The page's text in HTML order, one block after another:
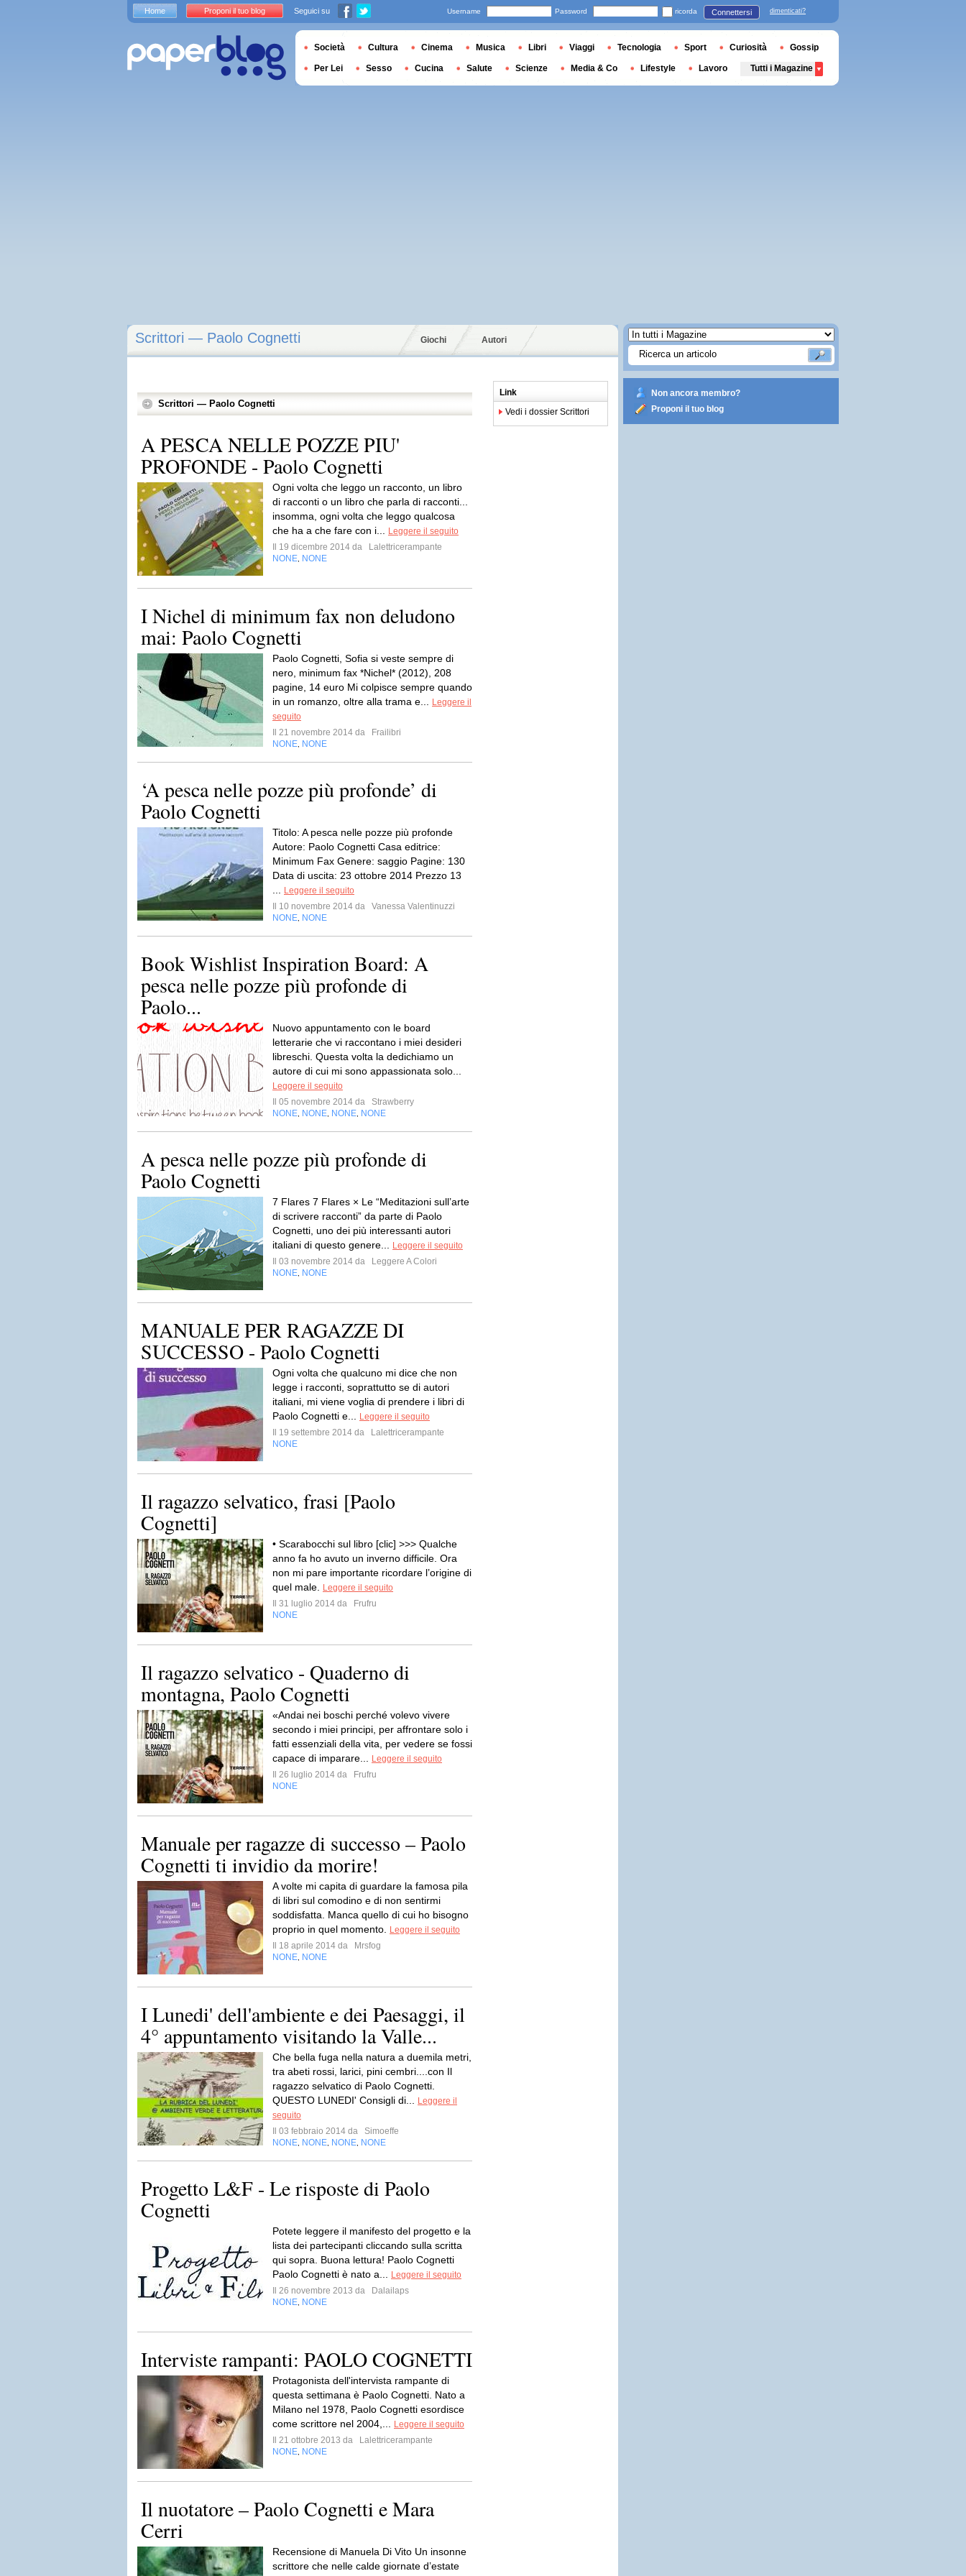
Scrittori — Paolo Cognetti Giochi Autori
Scrittori — Paolo Cognetti
A PESCA NELLE POZZE PIU'
PROFONDE - Paolo Cognetti
Ogni volta che leggo un racconto, un libro
di racconti o un libro che parla di racconti...
insomma, ogni volta che leggo qualcosa
che ha a che fare con i...
Leggere il seguito
Il 19 dicembre 2014 da
Lalettricerampante
NONE NONE
I Nichel di minimum fax non deludono
mai: Paolo Cognetti
Paolo Cognetti, Sofia si veste sempre di
nero, minimum fax *Nichel* (2012), 208
pagine, 14 euro Mi colpisce sempre quando
in un romanzo, oltre alla trama e...
Leggere il
seguito
Il 21 novembre 2014 da
Frailibri
NONE NONE
‘A pesca nelle pozze più profonde’ di
Paolo Cognetti
Titolo: A pesca nelle pozze più profonde
Autore: Paolo Cognetti Casa editrice:
Minimum Fax Genere: saggio Pagine: 130
Data di uscita: 23 ottobre 2014 Prezzo 13
Leggere il seguito
Il 10 novembre 2014 da
Vanessa Valentinuzzi
NONE NONE
Book Wishlist Inspiration Board: A
pesca nelle pozze più profonde di
Paolo...
Nuovo appuntamento con le board
letterarie che vi raccontano i miei desideri
libreschi. Questa volta la dedichiamo un
autore di cui mi sono appassionata solo...
Leggere il seguito
Il 05 novembre 2014 da
Strawberry
NONE NONE NONE NONE
A pesca nelle pozze più profonde di
Paolo Cognetti
7 Flares 7 Flares × Le “Meditazioni sull’arte
di scrivere racconti” da parte di Paolo
Cognetti, uno dei più interessanti autori
italiani di questo genere...
Leggere il seguito
Il 03 novembre 2014 da
Leggere A Colori
NONE NONE
MANUALE PER RAGAZZE DI
SUCCESSO - Paolo Cognetti
Ogni volta che qualcuno mi dice che non
legge i racconti, soprattutto se di autori
italiani, mi viene voglia di prendere i libri di
Paolo Cognetti e...
Leggere il seguito
Il 19 settembre 2014 da
Lalettricerampante
NONE
Il ragazzo selvatico, frasi [Paolo
Cognetti]
• Scarabocchi sul libro [clic] >>> Qualche
anno fa ho avuto un inverno difficile. Ora
non mi pare importante ricordare l’origine di
quel male.
Leggere il seguito
Il 31 luglio 2014 da
Frufru
NONE
Il ragazzo selvatico - Quaderno di
montagna, Paolo Cognetti
«Andai nei boschi perché volevo vivere
secondo i miei principi, per affrontare solo i
fatti essenziali della vita, per vedere se fossi
capace di imparare...
Leggere il seguito
Il 26 luglio 2014 da
Frufru
NONE
Manuale per ragazze di successo – Paolo
Cognetti ti invidio da morire!
A volte mi capita di guardare la famosa pila
di libri sul comodino e di non sentirmi
soddisfatta. Manca quello di cui ho bisogno
proprio in quel momento.
Leggere il seguito
Il 18 aprile 2014 da
Mrsfog
NONE NONE
I Lunedi' dell'ambiente e dei Paesaggi, il
4° appuntamento visitando la Valle...
Che bella fuga nella natura a duemila metri,
tra abeti rossi, larici, pini cembri....con Il
ragazzo selvatico di Paolo Cognetti.
QUESTO LUNEDI' Consigli di...
Leggere il
seguito
Il 03 febbraio 2014 da
Simoeffe
NONE NONE NONE NONE
Progetto L&F - Le risposte di Paolo
Cognetti
Potete leggere il manifesto del progetto e la
lista dei partecipanti cliccando sulla scritta
qui sopra. Buona lettura! Paolo Cognetti
Paolo Cognetti è nato a...
Leggere il seguito
Il 26 novembre 2013 da
Dalailaps
NONE NONE
Interviste rampanti: PAOLO COGNETTI
Protagonista dell'intervista rampante di
questa settimana è Paolo Cognetti. Nato a
Milano nel 1978, Paolo Cognetti esordisce
come scrittore nel 2004,...
Leggere il seguito
Il 21 ottobre 2013 da
Lalettricerampante
NONE NONE
Il nuotatore – Paolo Cognetti e Mara
Cerri
Recensione di Manuela Di Vito Un insonne
scrittore che nelle calde giornate d’estate
Link
Vedi i dossier Scrittori
Non ancora membro?
Proponi il tuo blog
Home Proponi il tuo blog Seguici su Username Password ricorda Connettersi dimenticati?
Società Cultura Cinema Musica Libri Viaggi Tecnologia Sport Curiosità Gossip
Per Lei Sesso Cucina Salute Scienze Media & Co Lifestyle Lavoro Tutti i Magazine